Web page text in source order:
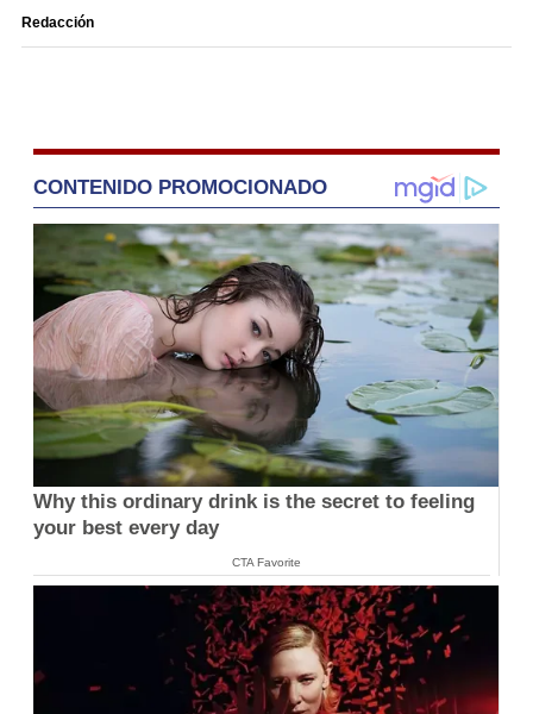
Redacción
CONTENIDO PROMOCIONADO
Why this ordinary drink is the secret to feeling
your best every day
CTA Favorite